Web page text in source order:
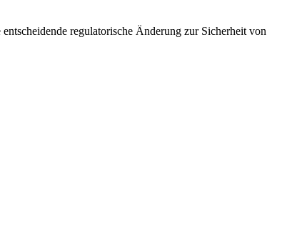
regulatorische Änderung zur Sicherheit von